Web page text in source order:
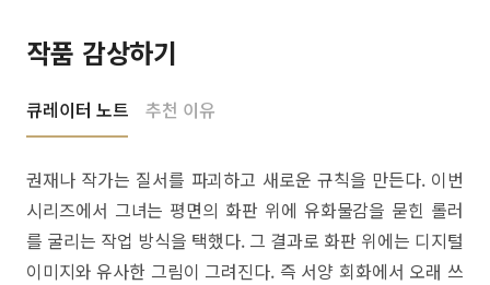
작품 감상하기
큐레이터 노트 추천 이유
권재나 작가는 질서를 파괴하고 새로운 규칙을 만든다. 이번
시리즈에서 그녀는 평면의 화판 위에 유화물감을 묻힌 롤러
를 굴리는 작업 방식을 택했다. 그 결과로 화판 위에는 디지털
이미지와 유사한 그림이 그려진다. 즉 서양 회화에서 오래 쓰